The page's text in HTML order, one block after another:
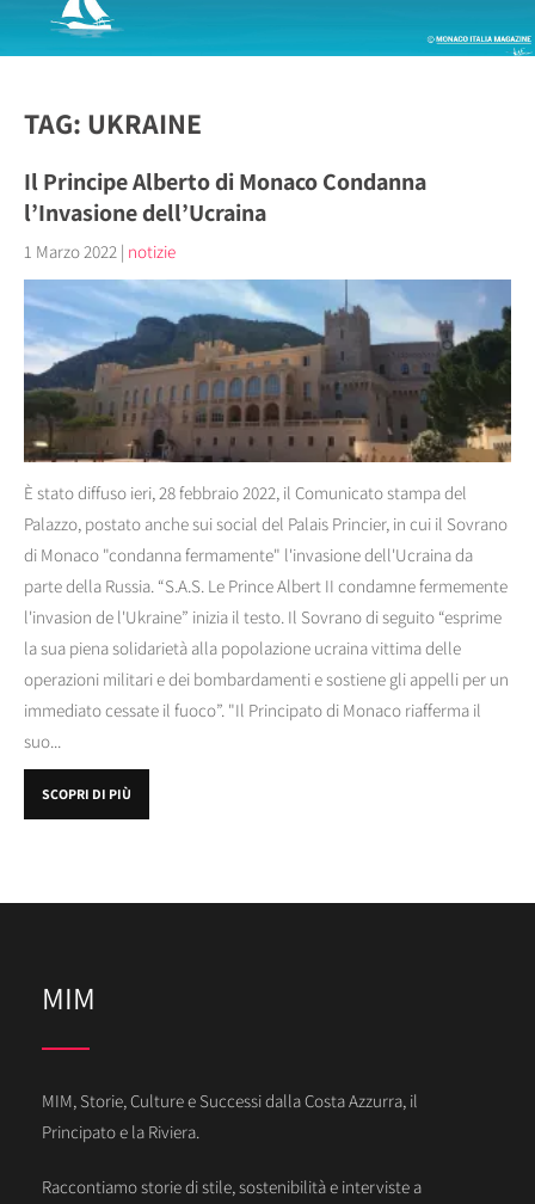
TAG: UKRAINE
Il Principe Alberto di Monaco Condanna
l’Invasione dell’Ucraina
1 Marzo 2022 | notizie
È stato diffuso ieri, 28 febbraio 2022, il Comunicato stampa del
Palazzo, postato anche sui social del Palais Princier, in cui il Sovrano
di Monaco "condanna fermamente" l'invasione dell'Ucraina da
parte della Russia. “S.A.S. Le Prince Albert II condamne fermemente
l'invasion de l'Ukraine” inizia il testo. Il Sovrano di seguito “esprime
la sua piena solidarietà alla popolazione ucraina vittima delle
operazioni militari e dei bombardamenti e sostiene gli appelli per un
immediato cessate il fuoco”. "Il Principato di Monaco riafferma il
suo...
SCOPRI DI PIÙ
MIM
MIM, Storie, Culture e Successi dalla Costa Azzurra, il
Principato e la Riviera.
Raccontiamo storie di stile, sostenibilità e interviste a